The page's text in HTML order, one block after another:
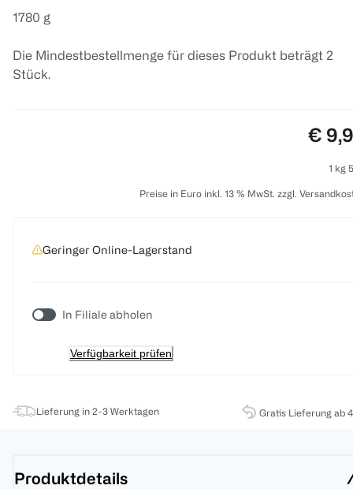
1780 g
Die Mindestbestellmenge für dieses Produkt beträgt 2
Stück.
€
1 kg
Preise in Euro inkl. 13 % MwSt. zzgl.
Geringer Online-Lagerstand
In Filiale abholen
Verfügbarkeit prüfen
Lieferung in 2-3 Werktagen Gratis Lieferung ab
Produktdetails